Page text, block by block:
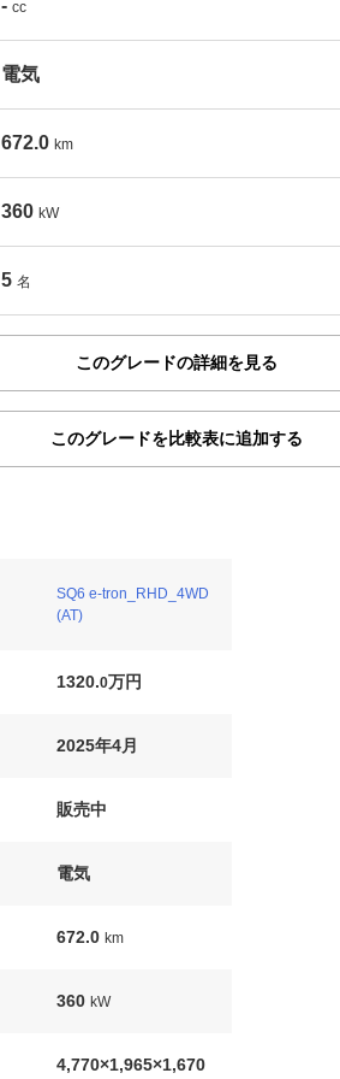
- cc
電気
672.0 km
360 kW
5 名
このグレードの詳細を見る
このグレードを比較表に追加する
SQ6 e-tron_RHD_4WD
(AT)
1320.0万円
2025年4月
販売中
電気
672.0 km
360 kW
4,770×1,965×1,670